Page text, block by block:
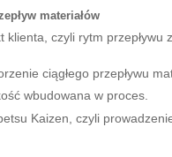
materiałów
klienta, czyli rytm przepływu
ciągłego przepływu
wbudowana w proces.
Kaizen, czyli